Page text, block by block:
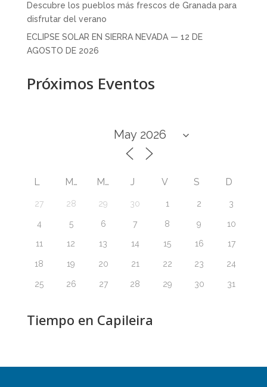
Descubre los pueblos más frescos de Granada para
disfrutar del verano
ECLIPSE SOLAR EN SIERRA NEVADA — 12 DE
AGOSTO DE 2026
Próximos Eventos
L M M J V S D
27 28 29 30 1 2 3
4 5 6 7 8 9 10
11 12 13 14 15 16 17
18 19 20 21 22 23 24
25 26 27 28 29 30 31
Tiempo en Capileira